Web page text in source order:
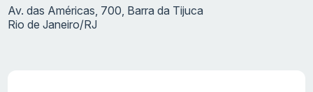
Av. das Américas, 700, Barra da Tijuca
Rio de Janeiro/RJ